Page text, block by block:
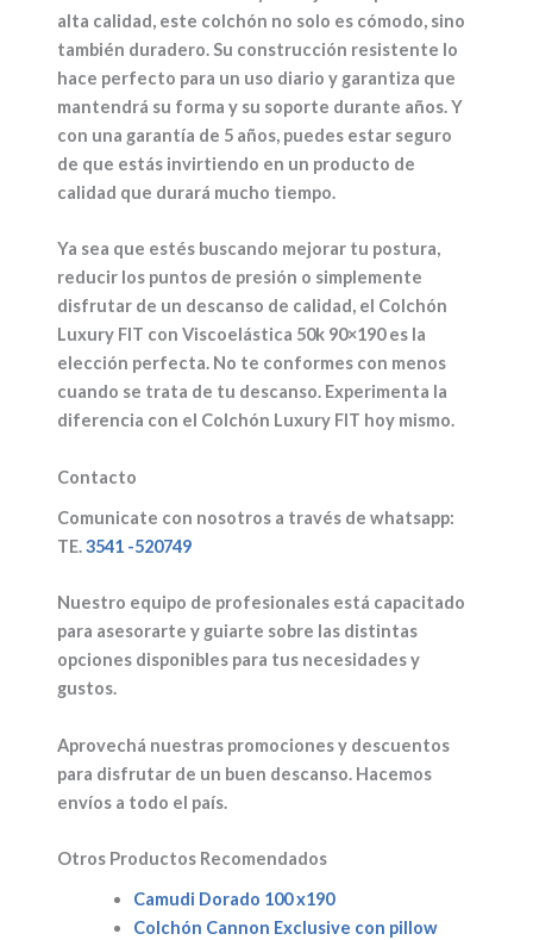
alta calidad, este colchón no solo es cómodo, sino
también duradero. Su construcción resistente lo
hace perfecto para un uso diario y garantiza que
mantendrá su forma y su soporte durante años. Y
con una garantía de 5 años, puedes estar seguro
de que estás invirtiendo en un producto de
calidad que durará mucho tiempo.
Ya sea que estés buscando mejorar tu postura,
reducir los puntos de presión o simplemente
disfrutar de un descanso de calidad, el Colchón
Luxury FIT con Viscoelástica 50k 90×190 es la
elección perfecta. No te conformes con menos
cuando se trata de tu descanso. Experimenta la
diferencia con el Colchón Luxury FIT hoy mismo.
Contacto
Comunicate con nosotros a través de whatsapp:
TE.3541 -520749
Nuestro equipo de profesionales está capacitado
para asesorarte y guiarte sobre las distintas
opciones disponibles para tus necesidades y
gustos.
Aprovechá nuestras promociones y descuentos
para disfrutar de un buen descanso. Hacemos
envíos a todo el país.
Otros Productos Recomendados
Camudi Dorado 100 x190
Colchón Cannon Exclusive con pillow